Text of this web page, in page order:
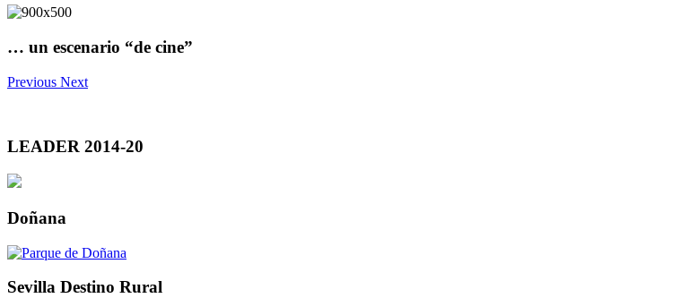
… un escenario “de cine”
Previous Next
LEADER 2014-20
Doñana
Sevilla Destino Rural